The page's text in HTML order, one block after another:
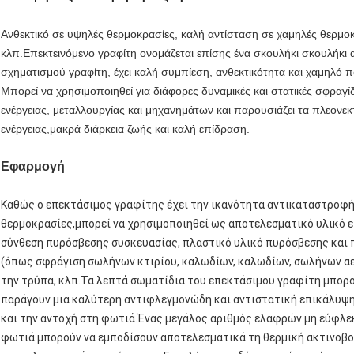
Ανθεκτικό σε υψηλές θερμοκρασίες, καλή αντίσταση σε χαμηλές
κλπ.Επεκτεινόμενο γραφίτη ονομάζεται επίσης ένα σκουλήκι
σχηματισμού γραφίτη, έχει καλή συμπίεση, ανθεκτικότητα και
Μπορεί να χρησιμοποιηθεί για διάφορες δυναμικές και στατικές
ενέργειας, μεταλλουργίας και μηχανημάτων και παρουσιάζει τα
ενέργειας,μακρά διάρκεια ζωής και καλή επίδραση.
Εφαρμογή
Καθώς ο επεκτάσιμος γραφίτης έχει την ικανότητα
θερμοκρασίες,μπορεί να χρησιμοποιηθεί ως αποτελεσματικό
σύνθεση πυρόσβεσης συσκευασίας, πλαστικό υλικό πυρόσβεσης
(όπως σφράγιση σωλήνων κτιρίου, καλωδίων, καλωδίων, σωλήνων
την τρύπα, κλπ.Τα λεπτά σωματίδια του επεκτάσιμου γραφίτη
παράγουν μια καλύτερη αντιφλεγμονώδη και αντιστατική
και την αντοχή στη φωτιά.Ένας μεγάλος αριθμός ελαφρών μη
φωτιά μπορούν να εμποδίσουν αποτελεσματικά τη θερμική